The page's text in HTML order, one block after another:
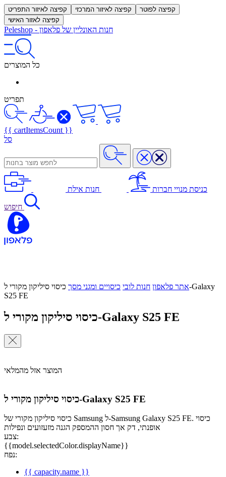
קפיצה לאיזור התפריט קפיצה לאיזור המרכזי
קפיצה לפוטר
קפיצה לאזור האישי
Peleshop - חנות האונליין של פלאפון
כל המוצרים
תפריט
{{ cartItemsCount }}
סל
כניסת מנויי חברות חנות אילת
חיפוש
אתר פלאפון חנות לובי כיסויים ומגני מסך כיסוי סיליקון מקורי ל-Galaxy
S25 FE
כיסוי סיליקון מקורי ל-Galaxy S25 FE
המוצר אזל מהמלאי
כיסוי סיליקון מקורי ל-Galaxy S25 FE
כיסוי סיליקון מקורי של Samsung ל-Samsung Galaxy S25 FE. כיסוי
אופנתי, דק אך חסון ההמספק הגנה מזעזועים ונפילות
צבע:
{{model.selectedColor.displayName}}
נפח:
{{ capacity.name }}